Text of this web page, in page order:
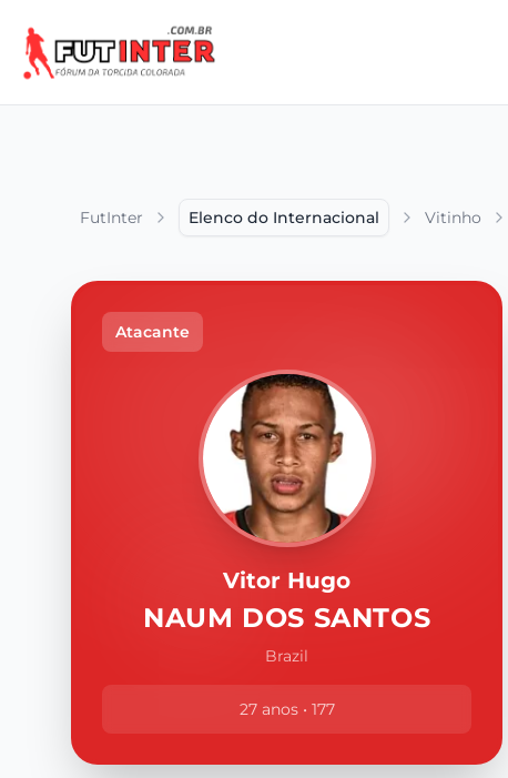
FutInter Elenco do Internacional Vitinho
Atacante
Vitor Hugo
NAUM DOS SANTOS
Brazil
27 anos • 177